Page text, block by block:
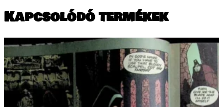
Kapcsolódó termékek